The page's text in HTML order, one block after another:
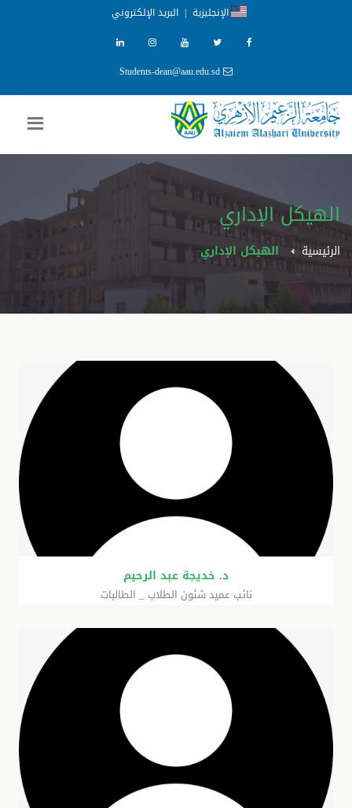
الإنجليزية | البريد الإلكتروني
Students-dean@aau.edu.sd
الهيكل الإداري
الرئيسية الهيكل الإداري
د. خديجة عبد الرحيم
نائب عميد شئون الطلاب _ الطالبات